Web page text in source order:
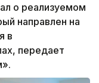
о реализуемом
направлен на
в
передает